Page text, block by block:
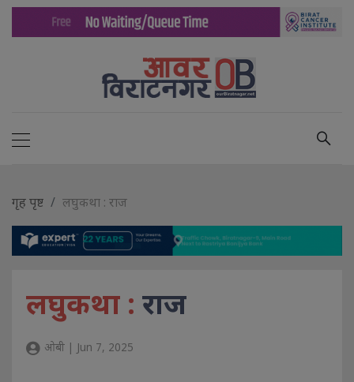
गृह पृष्ट लघुकथा : राज
लघुकथा : राज
ओबी | Jun 7, 2025